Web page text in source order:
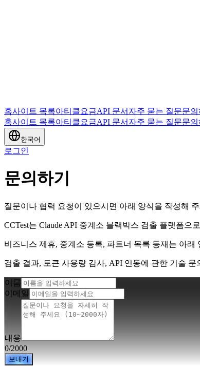
홈사이트 목록아티클요금API 문서 자주 묻는 질문문의
홈사이트 목록아티클요금API 문서 자주 묻는 질문문의
한국어
로그인
문의하기
질문이나 협력 요청이 있으시면 아래 양식을 작성해
CCTest는 Claude API 중계소 블랙박스 검출 플랫폼으
비즈니스 제휴, 중계소 등록, 파트너 목록 등재는 아
검출 결과, 토큰 사용량 감사, API 연동에 관한 기술
이름
이메일
내용
0/2000
보내기